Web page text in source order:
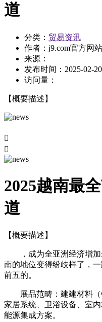
道
分类： 贸易资讯
作者： j9.com官方网站
来源：
发布时间： 2025-02-
访问量：
【概要描述】


2025越南最
道
【概要描述】
，成为全亚洲经济增加
南的地位变得纷歧样了，
前五的。
展品范畴：建建材料（
家居系统、卫浴设备、室
能源集成方案。